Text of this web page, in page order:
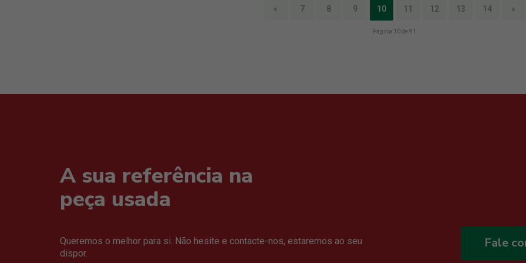
« 7 8 9 10 11 12 13 14 »
Página 10 de 91
A sua referência na
peça usada
Queremos o melhor para si. Não hesite e contacte-nos, estaremos ao seu
dispor.
Fale